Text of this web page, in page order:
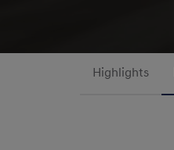
Highlights